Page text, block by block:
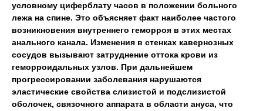
условному циферблату часов в положении больного
лежа на спине. Это объясняет факт наиболее частого
возникновения внутреннего геморроя в этих местах
анального канала. Изменения в стенках кавернозных
сосудов вызывают затруднение оттока крови из
геморроидальных узлов. При дальнейшем
прогрессировании заболевания нарушаются
эластические свойства слизистой и подслизистой
оболочек, связочного аппарата в области ануса, что